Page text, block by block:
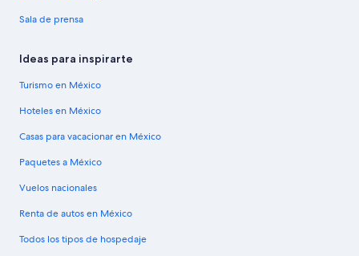
Sala de prensa
Ideas para inspirarte
Turismo en México
Hoteles en México
Casas para vacacionar en México
Paquetes a México
Vuelos nacionales
Renta de autos en México
Todos los tipos de hospedaje